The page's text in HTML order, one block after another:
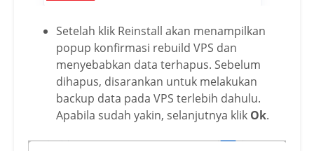
Setelah klik Reinstall akan menampilkan
popup konfirmasi rebuild VPS dan
menyebabkan data terhapus. Sebelum
dihapus, disarankan untuk melakukan
backup data pada VPS terlebih dahulu.
Apabila sudah yakin, selanjutnya klik Ok.